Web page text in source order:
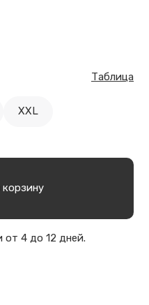
Таблица
XXL
от 4 до 12 дней.